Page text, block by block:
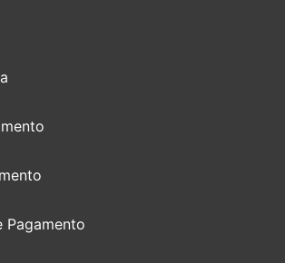
Pagamento